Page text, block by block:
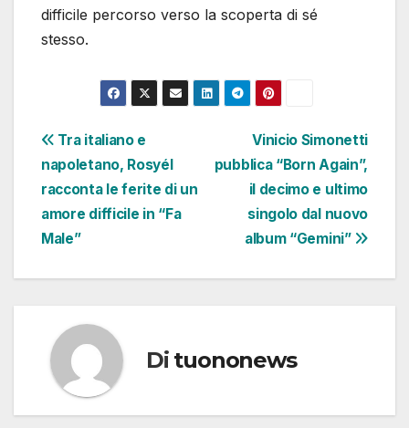
difficile percorso verso la scoperta di sé
stesso.
Navigazione
articoli
Vinicio Simonetti
pubblica “Born Again”,
il decimo e ultimo
singolo dal nuovo
album “Gemini”
Tra italiano e
napoletano, Rosyél
racconta le ferite di un
amore difficile in “Fa
Male”
Di tuononews